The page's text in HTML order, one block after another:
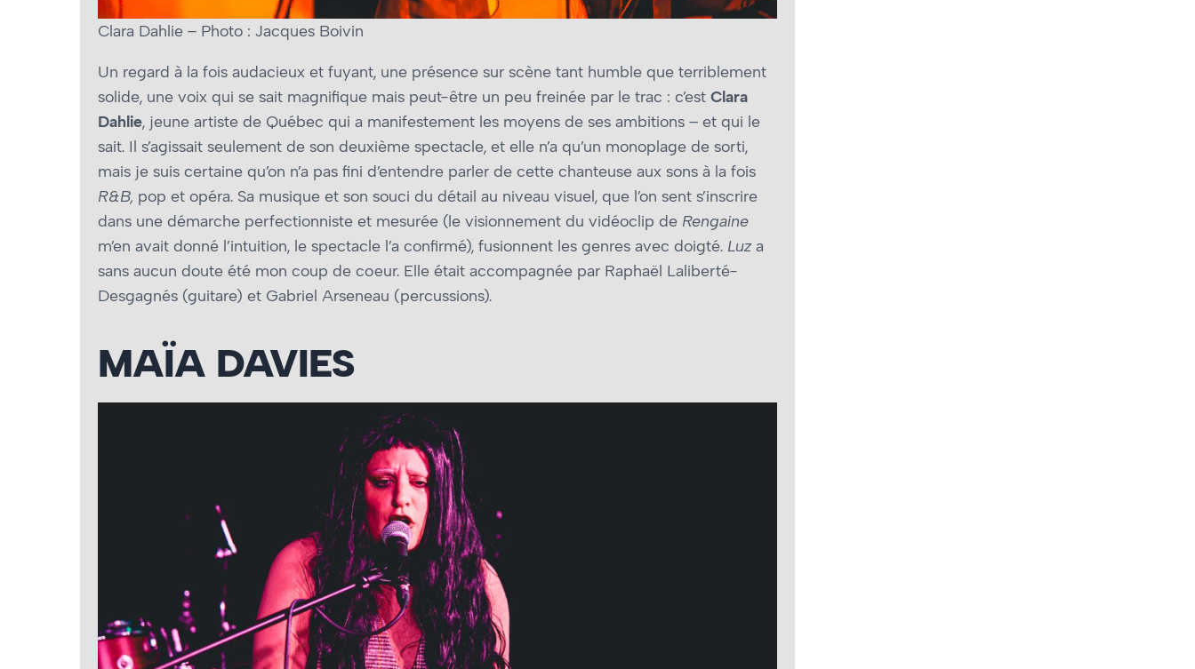
Clara Dahlie – Photo : Jacques Boivin
Un regard à la fois audacieux et fuyant, une présence sur scène tant humble que terriblement
solide, une voix qui se sait magnifique mais peut-être un peu freinée par le trac : c’est Clara
Dahlie, jeune artiste de Québec qui a manifestement les moyens de ses ambitions – et qui le
sait. Il s’agissait seulement de son deuxième spectacle, et elle n’a qu’un monoplage de sorti,
mais je suis certaine qu’on n’a pas fini d’entendre parler de cette chanteuse aux sons à la fois
R&B, pop et opéra. Sa musique et son souci du détail au niveau visuel, que l’on sent s’inscrire
dans une démarche perfectionniste et mesurée (le visionnement du vidéoclip de Rengaine
m’en avait donné l’intuition, le spectacle l’a confirmé), fusionnent les genres avec doigté. Luza
sans aucun doute été mon coup de cœur. Elle était accompagnée par Raphaël Laliberté-
Desgagnés (guitare) et Gabriel Arseneau (percussions).
MAÏA DAVIES